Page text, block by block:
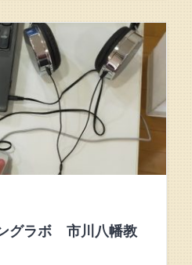
グラボ 市川八幡教